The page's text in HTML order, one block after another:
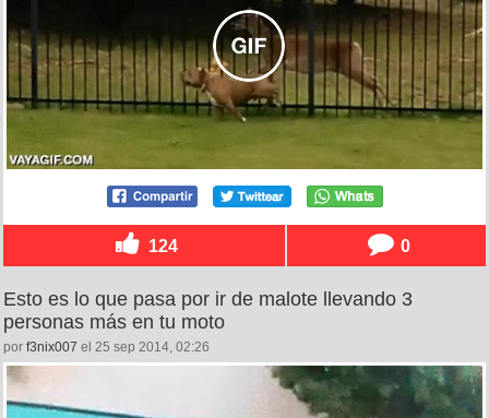
124 0
Esto es lo que pasa por ir de malote llevando 3
personas más en tu moto
por f3nix007 el 25 sep 2014, 02:26